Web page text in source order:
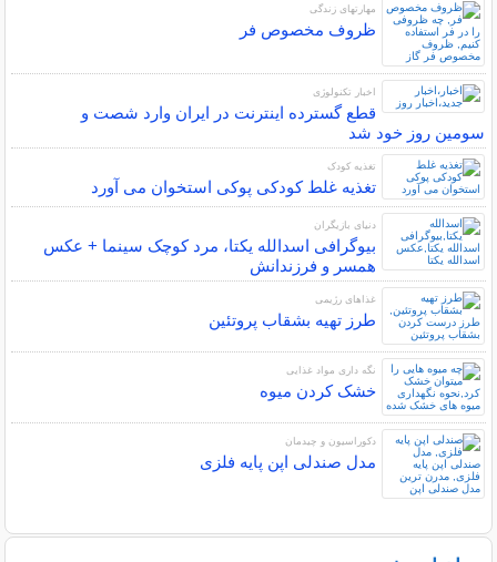
مهارتهای زندگی
ظروف مخصوص فر
اخبار تکنولوژی
قطع گسترده اینترنت در ایران وارد شصت و
سومین روز خود شد
تغذیه کودک
تغذیه غلط کودکی پوکی استخوان می آورد
دنیای بازیگران
بیوگرافی اسدالله یکتا، مرد کوچک سینما + عکس
همسر و فرزندانش
غذاهای رژیمی
طرز تهیه بشقاب پروتئین
نگه داری مواد غذایی
خشک کردن میوه
دکوراسیون و چیدمان
مدل صندلی اپن پایه فلزی